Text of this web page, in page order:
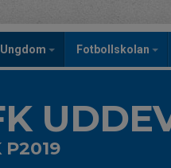
Ungdom Fotbollskolan
P2019